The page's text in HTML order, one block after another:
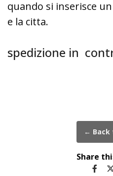
quando si inserisce
e la citta.
spedizione in
← Back
Share